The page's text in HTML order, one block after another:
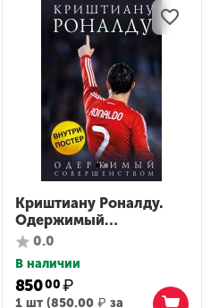
Криштиану Роналду.
Одержимый
совершенством +
постер
0.0
В наличии
85000₽
1 шт (850.00₽ за